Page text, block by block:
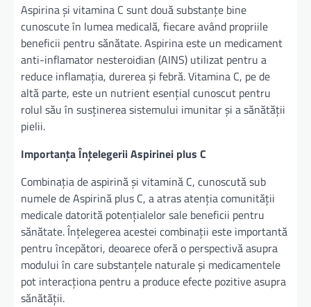
Aspirina și vitamina C sunt două substanțe bine
cunoscute în lumea medicală, fiecare având propriile
beneficii pentru sănătate. Aspirina este un medicament
anti-inflamator nesteroidian (AINS) utilizat pentru a
reduce inflamația, durerea și febră. Vitamina C, pe de
altă parte, este un nutrient esențial cunoscut pentru
rolul său în susținerea sistemului imunitar și a sănătății
pielii.
Importanța Înțelegerii Aspirinei plus C
Combinația de aspirină și vitamină C, cunoscută sub
numele de Aspirină plus C, a atras atenția comunității
medicale datorită potențialelor sale beneficii pentru
sănătate. Înțelegerea acestei combinații este importantă
pentru începători, deoarece oferă o perspectivă asupra
modului în care substanțele naturale și medicamentele
pot interacționa pentru a produce efecte pozitive asupra
sănătății.